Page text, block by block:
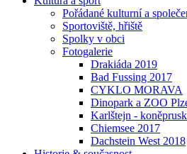
Pořádané kulturní a
Sportoviště, hřiště
Spolky v obci
Fotogalerie
Drakiáda 2019
Bad Fussing 2017
CYKLO MORAVA
Dinopark a ZOO
Karlštejn -
Chiemsee 2017
Dachstein West 2018